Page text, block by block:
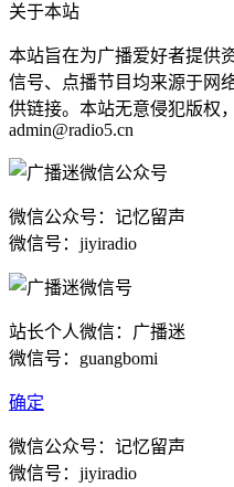
关于本站
本站旨在为广播爱好者提供
信号、点播节目均来源于网
供链接。本站无意侵犯版权
admin@radio5.cn
微信公众号：记忆留声
微信号：jiyiradio
站长个人微信：广播迷
微信号：guangbomi
确定
微信公众号：记忆留声
微信号：jiyiradio